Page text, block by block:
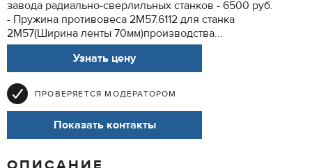
завода радиально-сверлильных станков - 6500 руб.
- Пружина противовеса 2М57.6112 для станка
2М57(Ширина ленты 70мм)производства...
Узнать цену
ПРОВЕРЯЕТСЯ МОДЕРАТОРОМ
Показать контакты